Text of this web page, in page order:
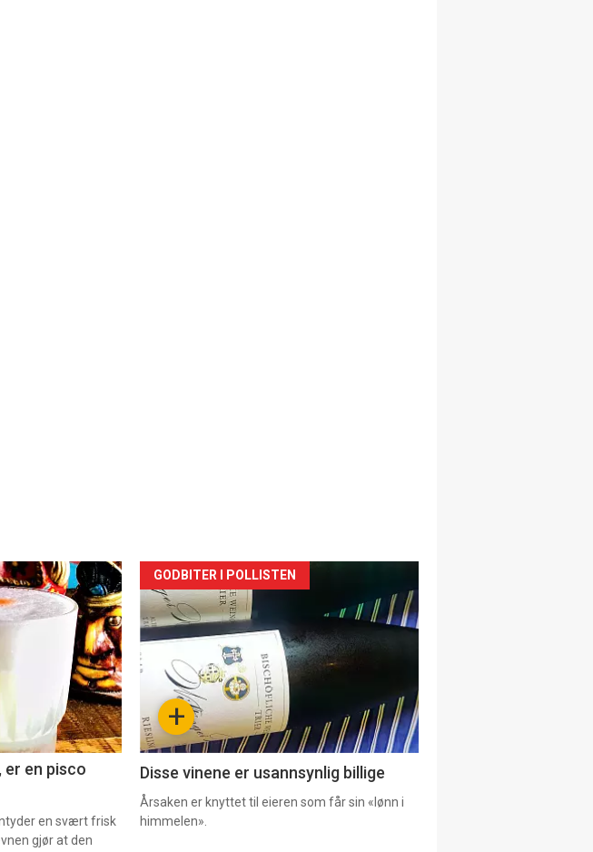
er en pisco
en svært frisk
gjør at den
Forsiden
akkurat
nå
3 +
GODBITER I POLLISTEN
Disse vinene er usannsynlig billige
Årsaken er knyttet til eieren som får sin «lønn i
himmelen».